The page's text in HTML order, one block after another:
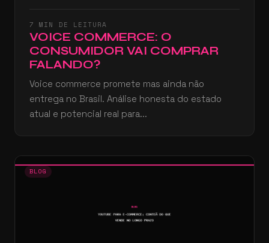
7 MIN DE LEITURA
VOICE COMMERCE: O
CONSUMIDOR VAI COMPRAR
FALANDO?
Voice commerce promete mas ainda não
entrega no Brasil. Análise honesta do estado
atual e potencial real para...
BLOG